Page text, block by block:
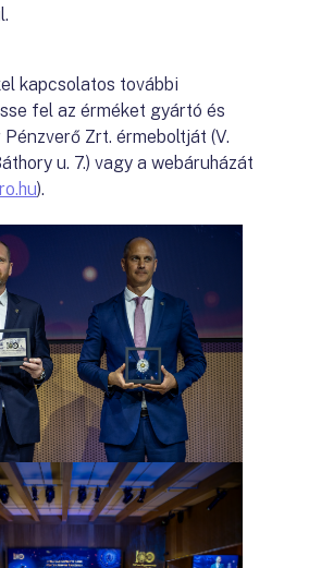
kapcsolatos további
fel az érméket gyártó és
Zrt. érmeboltját (V.
u. 7.) vagy a webáruházát
).